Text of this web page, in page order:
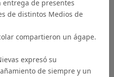
entrega de presentes
de distintos Medios de
compartieron un ágape.
expresó su
de siempre y un